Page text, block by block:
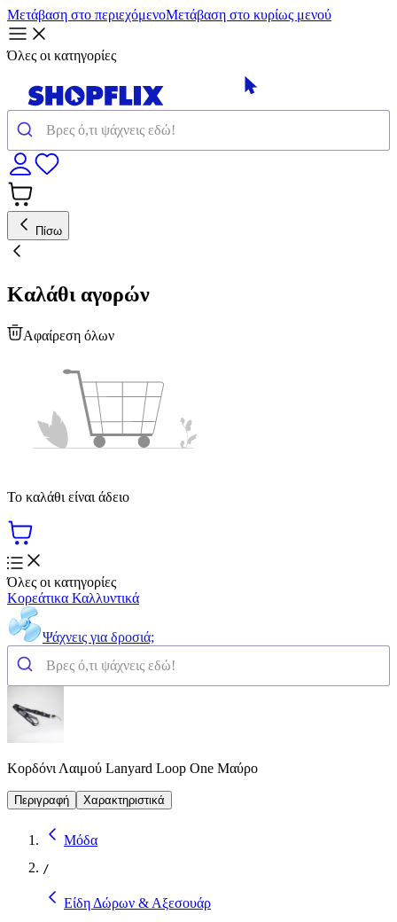
Μετάβαση στο περιεχόμενοΜετάβαση στο κυρίως μενού
Όλες οι κατηγορίες
Πίσω
Καλάθι αγορών
Αφαίρεση όλων
Το καλάθι είναι άδειο
Όλες οι κατηγορίες
Κορεάτικα Καλλυντικά
Ψάχνεις για δροσιά;
Κορδόνι Λαιμού Lanyard Loop One Μαύρο
Περιγραφή Χαρακτηριστικά
Μόδα
/
Είδη Δώρων & Αξεσουάρ